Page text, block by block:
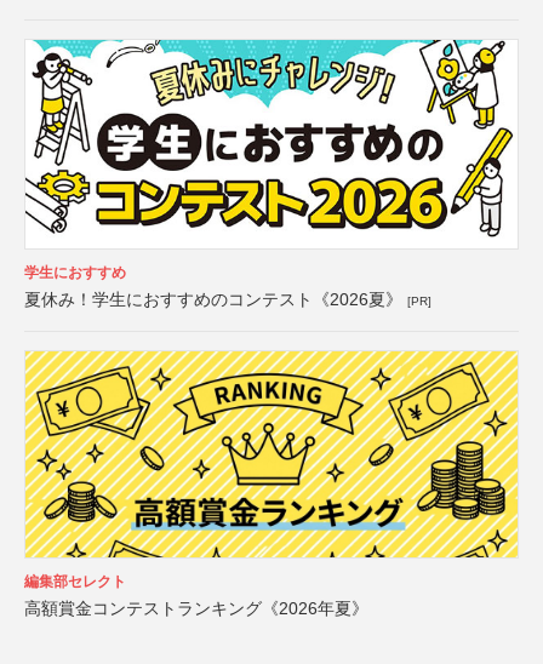
学生におすすめ
夏休み！学生におすすめのコンテスト《2026夏》 [PR]
編集部セレクト
高額賞金コンテストランキング《2026年夏》